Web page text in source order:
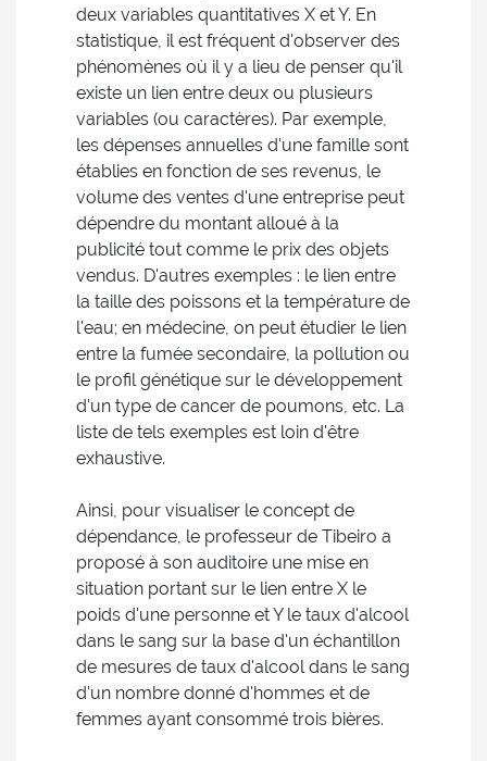
deux variables quantitatives X et Y. En
statistique, il est fréquent d'observer des
phénomènes où il y a lieu de penser qu'il
existe un lien entre deux ou plusieurs
variables (ou caractères). Par exemple,
les dépenses annuelles d'une famille sont
établies en fonction de ses revenus, le
volume des ventes d'une entreprise peut
dépendre du montant alloué à la
publicité tout comme le prix des objets
vendus. D'autres exemples : le lien entre
la taille des poissons et la température de
l'eau; en médecine, on peut étudier le lien
entre la fumée secondaire, la pollution ou
le profil génétique sur le développement
d'un type de cancer de poumons, etc. La
liste de tels exemples est loin d'être
exhaustive.
Ainsi, pour visualiser le concept de
dépendance, le professeur de Tibeiro a
proposé à son auditoire une mise en
situation portant sur le lien entre X le
poids d'une personne et Y le taux d'alcool
dans le sang sur la base d'un échantillon
de mesures de taux d'alcool dans le sang
d'un nombre donné d'hommes et de
femmes ayant consommé trois bières.